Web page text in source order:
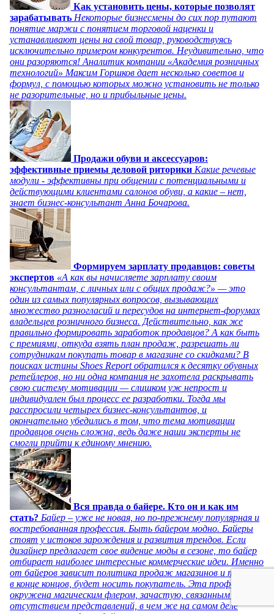
Как установить цены, которые позволят
зарабатывать Некоторые бизнесмены до сих пор путают
понятие маржи с понятием торговой наценки и
устанавливают цены на свой товар, руководствуясь
исключительно примером конкурентов. Неудивительно, что
они разоряются! Аналитик компании «Академия розничных
технологий» Максим Горшков дает несколько советов и
формул, с помощью которых можно установить не только
не разорительные, но и прибыльные цены.
Продажи обуви и аксессуаров:
эффективные приемы деловой риторики Какие речевые
модули - эффективны при общении с потенциальными и
действующими клиентами салонов обуви, а какие – нет,
знает бизнес-консультант Анна Бочарова.
Формируем зарплату продавцов: советы
экспертов «А как вы начисляете зарплату своим
консультантам, с личных или с общих продаж?» — это
один из самых популярных вопросов, вызывающих
множество разногласий и пересудов на интернет-форумах
владельцев розничного бизнеса. Действительно, как же
правильно формировать заработок продавцов? А как быть
с премиями, откуда взять план продаж, разрешать ли
сотрудникам покупать товар в магазине со скидками? В
поисках истины Shoes Report обратился к десятку обувных
ретейлеров, но ни одна компания не захотела раскрывать
свою систему мотивации — слишком уж непрост и
индивидуален был процесс ее разработки. Тогда мы
расспросили четырех бизнес-консультантов, и
окончательно убедились в том, что тема мотивации
продавцов очень сложна, ведь даже наши эксперты не
смогли прийти к единому мнению.
Вся правда о байере. Кто он и как им
стать? Байер – уже не новая, но по-прежнему популярная и
востребованная профессия. Быть байером модно. Байеры
стоят у истоков зарождения и развития трендов. Если
дизайнер предлагает свое видение моды в сезоне, то байер
отбирает наиболее интересные коммерческие идеи. Именно
от байеров зависит политика продаж магазинов и то, что,
в конце концов, будет носить покупатель. Эта профессия
окружена магическим флером, зачастую, связанным с
отсутствием представлений, в чем же на самом деле